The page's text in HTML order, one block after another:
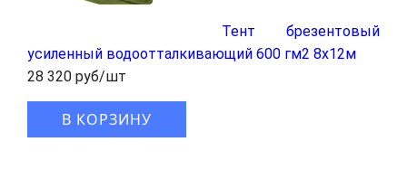
Тент брезентовый
усиленный водоотталкивающий 600 гм2 8x12м
28 320 руб/шт
В КОРЗИНУ